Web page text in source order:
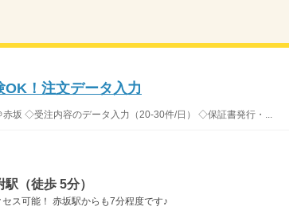
！注文データ入力
坂 ◇受注内容のデータ入力（20-30件/日） ◇保証書発行・...
（徒歩 5分）
ス可能！ 赤坂駅からも7分程度です♪